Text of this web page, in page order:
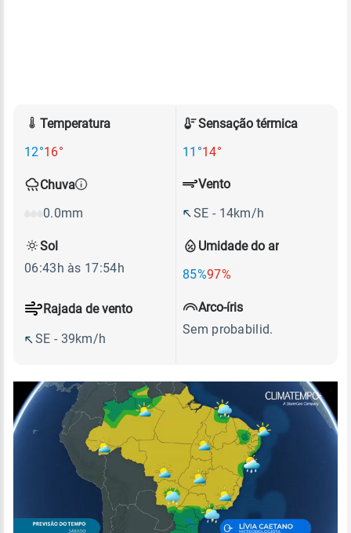
Temperatura
12°16°
Sensação térmica
11°14°
Chuva
0.0mm
Umidade do ar
85%97%
Vento
SE - 14km/h
Rajada de vento
SE - 39km/h
Sol
06:43h às 17:54h
Arco-íris
Sem probabilid.